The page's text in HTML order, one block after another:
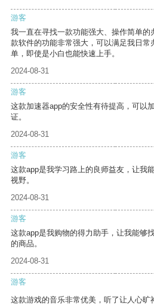
游客
我一直在寻找一款功能强大、操作简单
款软件的功能非常强大，可以满足我日
单，即使是小白也能快速上手。
2024-08-31
游客
这款加速器app的安全性有待提高，可以
证。
2024-08-31
游客
这款app是我学习路上的良师益友，让我
视野。
2024-08-31
游客
这款app是我购物的得力助手，让我能够
的商品。
2024-08-31
游客
这款游戏的音乐非常优美，听了让人心旷